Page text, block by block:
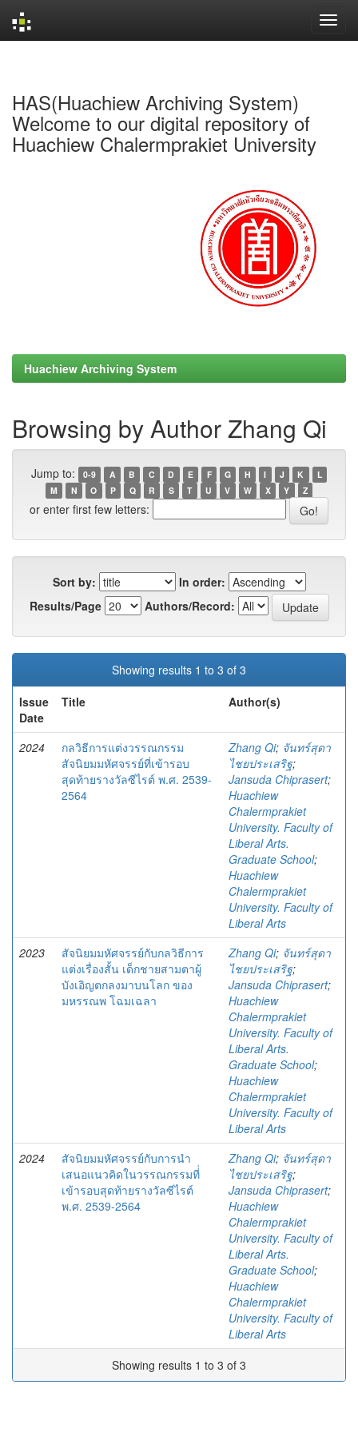
HAS(Huachiew Archiving System)
Welcome to our digital repository of
Huachiew Chalermprakiet University
Huachiew Archiving System
Browsing by Author Zhang Qi
Jump to: 0-9 A B C D E F G H I J K
L
M
N O P Q R S T U V W X Y Z
or enter first few letters:
Sort by:
In order:
Results/Page
Authors/Record:
Showing results 1 to 3 of 3
Issue
Date
Title Author(s)
2024
กลวิธีการแต่งวรรณกรรม
สัจนิยมมหัศจรรย์ที่เข้ารอบ
สุดท้ายรางวัลซีไรต์ พ.ศ. 2539-
2564
Zhang Qi; จันทร์สุดา
ไชยประเสริฐ;
Jansuda Chiprasert;
Huachiew
Chalermprakiet
University. Faculty of
Liberal Arts.
Graduate School;
Huachiew
Chalermprakiet
University. Faculty of
Liberal Arts
2023
สัจนิยมมหัศจรรย์กับกลวิธีการ
แต่งเรื่องสั้น เด็กชายสามตาผู้
บังเอิญตกลงมาบนโลก ของ
มหรรณพ โฉมเฉลา
Zhang Qi; จันทร์สุดา
ไชยประเสริฐ;
Jansuda Chiprasert;
Huachiew
Chalermprakiet
University. Faculty of
Liberal Arts.
Graduate School;
Huachiew
Chalermprakiet
University. Faculty of
Liberal Arts
2024
สัจนิยมมหัศจรรย์กับการนำ
เสนอแนวคิดในวรรณกรรมที่่
เข้ารอบสุดท้ายรางวัลซีไรต์
พ.ศ. 2539-2564
Zhang Qi; จันทร์สุดา
ไชยประเสริฐ;
Jansuda Chiprasert;
Huachiew
Chalermprakiet
University. Faculty of
Liberal Arts.
Graduate School;
Huachiew
Chalermprakiet
University. Faculty of
Liberal Arts
Showing results 1 to 3 of 3